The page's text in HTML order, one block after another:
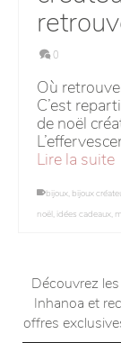
0
Où
C’est
de noël
Lire la suite
bijoux, bijoux
noël, idées cadeaux,
Découvrez
Inhanoa et
offres